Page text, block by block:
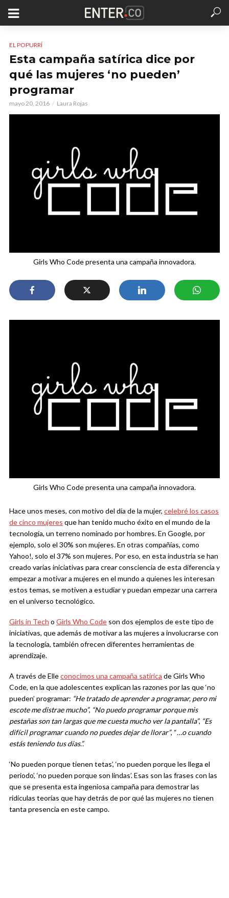
EL POPURRÍ
Esta campaña satírica dice por
qué las mujeres ‘no pueden’
programar
mayo 20, 2016 Laura Rojas
Girls Who Code presenta una campaña innovadora.
Girls Who Code presenta una campaña innovadora.
Hace unos meses, con motivo del día de la mujer, celebré los casos
de cinco mujeres que han tenido mucho éxito en el mundo de la
tecnología, un terreno nominado por hombres. En Google, por
ejemplo, solo el 30% son mujeres. En otras compañías, como
Yahoo!, solo el 37% son mujeres. Por eso, en esta industria se han
creado varias iniciativas para crear consciencia de esta diferencia y
empezar a motivar a mujeres en el mundo a quienes les interesan
estos temas, se motiven a estudiar y puedan empezar una carrera
en el universo tecnológico.
Girls in Tech o Girls Who Code son dos ejemplos de este tipo de
iniciativas, que además de motivar a las mujeres a involucrarse con
la tecnología, también ofrecen diferentes herramientas de
aprendizaje.
A través de Elleconocimos una campaña satírica de Girls Who
Code, en la que adolescentes explican las razones por las que ‘no
pueden’ programar: “He tratado de aprender a programar, pero mi
escote me distrae mucho”, “No puedo programar porque mis
pestañas son tan largas que me cuesta mucho ver la pantalla”, “Es
difícil programar cuando no puedes dejar de llorar”, “…o cuando
estás teniendo tus días.”.
‘No pueden porque tienen tetas’, ‘no pueden porque les llega el
periodo’, ‘no pueden porque son lindas’. Esas son las frases con las
que se presenta esta ingeniosa campaña para demostrar las
ridículas teorías que hay detrás de por qué las mujeres no tienen
tanta presencia en este campo.